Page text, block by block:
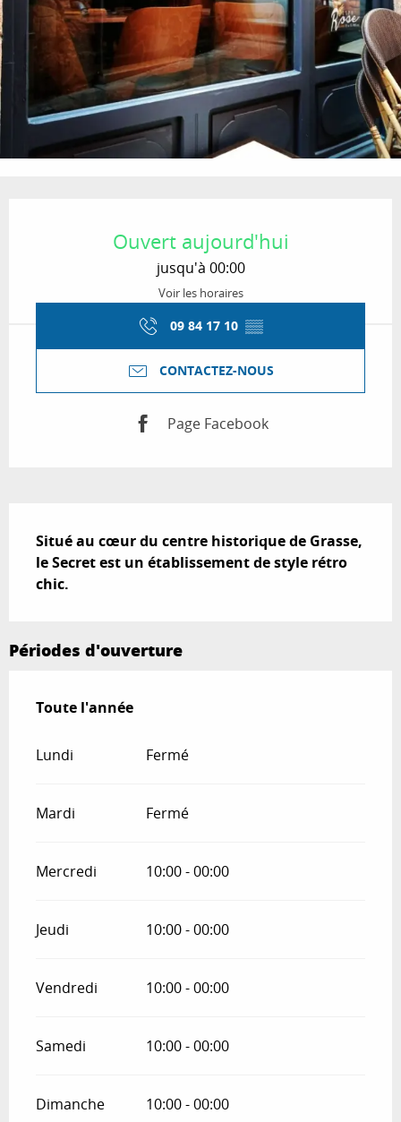
Ouvert aujourd'hui
jusqu'à 00:00
Voir les horaires
09 84 17 10 ▒▒
CONTACTEZ-NOUS
Page Facebook
Situé au cœur du centre historique de Grasse,
le Secret est un établissement de style rétro
chic.
Périodes d'ouverture
Toute l'année
Toute l'année
Lundi Fermé
Mardi Fermé
Mercredi 10:00 - 00:00
Jeudi 10:00 - 00:00
Vendredi 10:00 - 00:00
Samedi 10:00 - 00:00
Dimanche 10:00 - 00:00